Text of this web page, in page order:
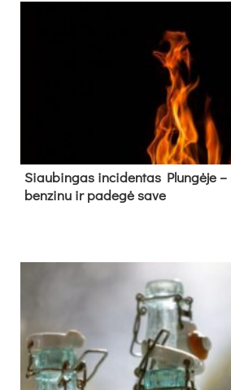
Siau­bin­gas in­ci­den­tas Plun­gė­je
ben­zi­nu ir pa­de­gė sa­ve